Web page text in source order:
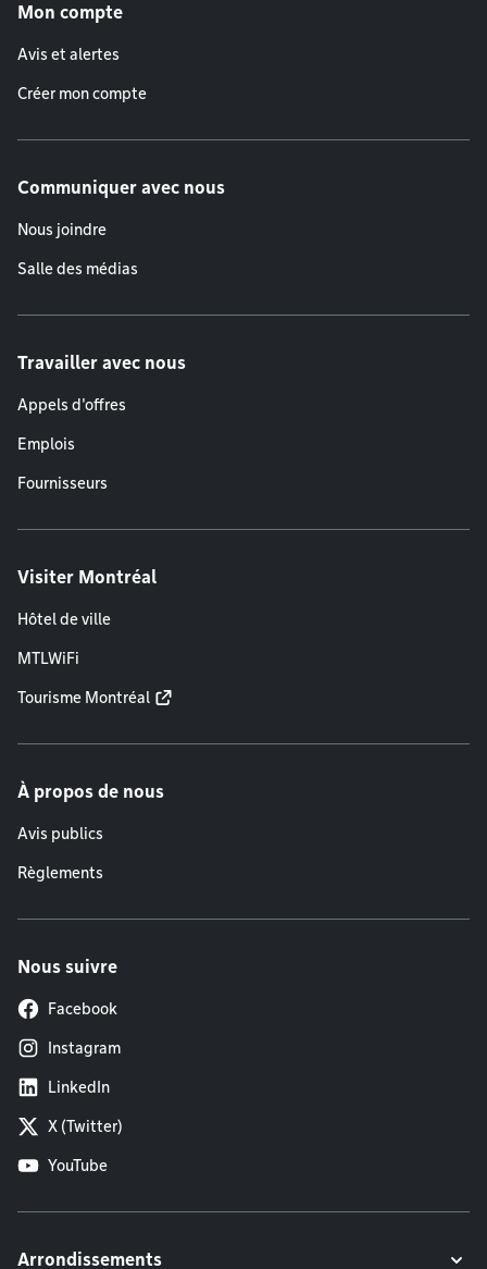
Mon compte
Avis et alertes
Créer mon compte
Communiquer avec nous
Nous joindre
Salle des médias
Travailler avec nous
Appels d'offres
Emplois
Fournisseurs
Visiter Montréal
Hôtel de ville
MTLWiFi
Tourisme Montréal
À propos de nous
Avis publics
Règlements
Nous suivre
Facebook
Instagram
LinkedIn
X (Twitter)
YouTube
Arrondissements